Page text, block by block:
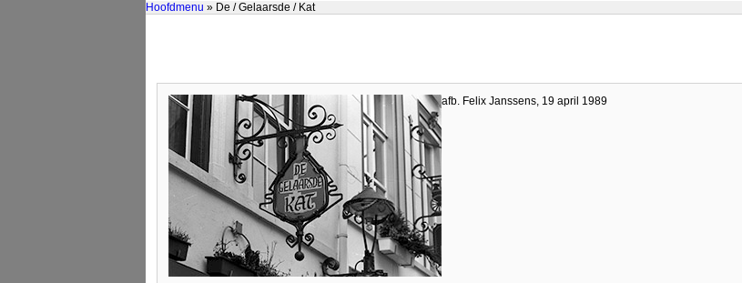
Hoofdmenu » De / Gelaarsde / Kat
afb. Felix Janssens, 19 april 1989